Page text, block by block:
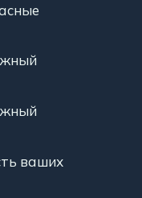
ваших